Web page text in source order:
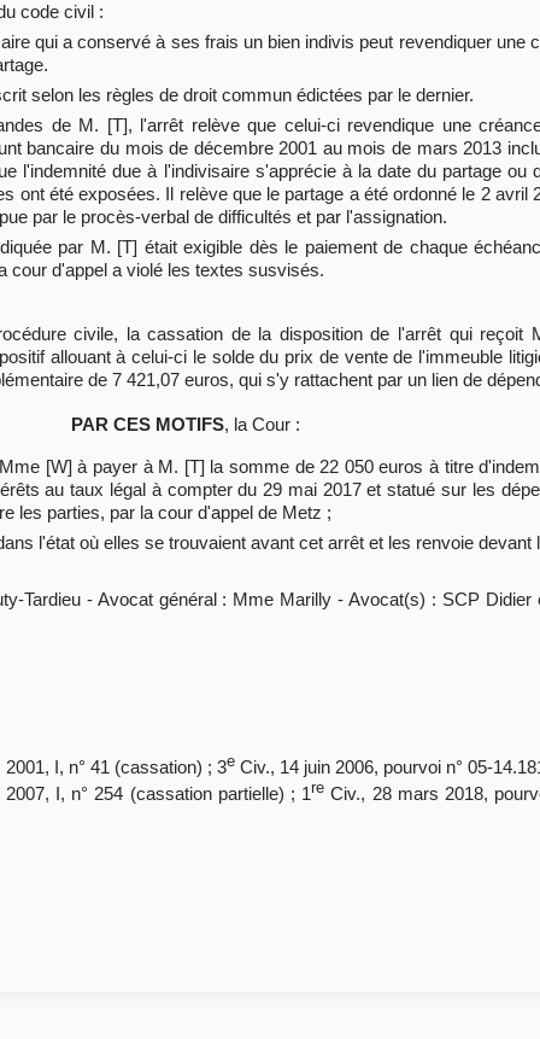
code civil :
qui a conservé à ses frais un bien indivis peut revendiquer une
selon les règles de droit commun édictées par le dernier.
de M. [T], l'arrêt relève que celui-ci revendique une
bancaire du mois de décembre 2001 au mois de mars 2013
l'indemnité due à l'indivisaire s'apprécie à la date du partage ou
ont été exposées. Il relève que le partage a été ordonné le 2 avril
par le procès-verbal de difficultés et par l'assignation.
par M. [T] était exigible dès le paiement de chaque
cour d'appel a violé les textes susvisés.
civile, la cassation de la disposition de l'arrêt qui reçoit
allouant à celui-ci le solde du prix de vente de l'immeuble
de 7 421,07 euros, qui s'y rattachent par un lien de
PAR CES MOTIFS, la Cour :
[W] à payer à M. [T] la somme de 22 050 euros à titre
au taux légal à compter du 29 mai 2017 et statué sur les
les parties, par la cour d'appel de Metz ;
l'état où elles se trouvaient avant cet arrêt et les renvoie devant
Tardieu - Avocat général : Mme Marilly - Avocat(s) : SCP
2001, I, n° 41 (cassation) ; 3eCiv., 14 juin 2006, pourvoi n° 05-
2007, I, n° 254 (cassation partielle) ; 1re Civ., 28 mars 2018,